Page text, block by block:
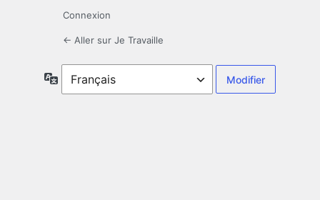
Connexion
← Aller sur Je Travaille
Langue